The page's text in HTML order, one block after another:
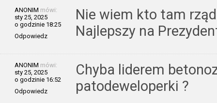
ANONIM mówi:
sty 25, 2025
o godzinie 18:25
Odpowiedz
Nie wiem kto tam
Najlepszy na
ANONIM mówi:
sty 25, 2025
o godzinie 16:52
Odpowiedz
Chyba liderem
patodeweloperki ?